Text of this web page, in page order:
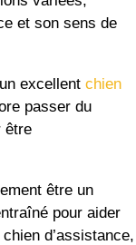
et son sens de
excellent chien
passer du
être
être un
pour aider
d’assistance,